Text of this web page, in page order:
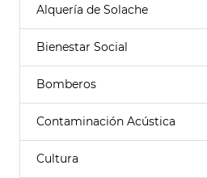
Alquería de Solache
Bienestar Social
Bomberos
Contaminación Acústica
Cultura